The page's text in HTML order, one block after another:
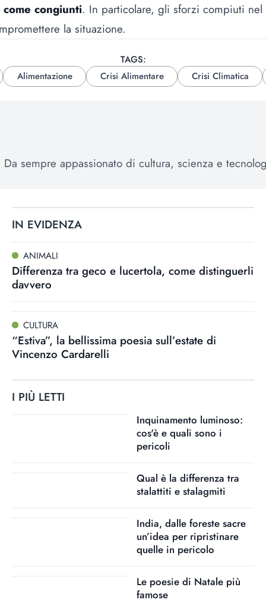
congiunti. In particolare, gli sforzi compiuti nel
la situazione.
TAGS:
Alimentazione
Crisi Alimentare Crisi Climatica
sempre appassionato di cultura, scienza e
IN EVIDENZA
ANIMALI
Differenza tra geco e lucertola, come distinguerli
davvero
CULTURA
“Estiva”, la bellissima poesia sull’estate di
Vincenzo Cardarelli
I PIÙ LETTI
Inquinamento luminoso:
cos'è e quali sono i
pericoli
Qual è la differenza tra
stalattiti e stalagmiti
India, dalle foreste sacre
un’idea per ripristinare
quelle in pericolo
Le poesie di Natale più
famose